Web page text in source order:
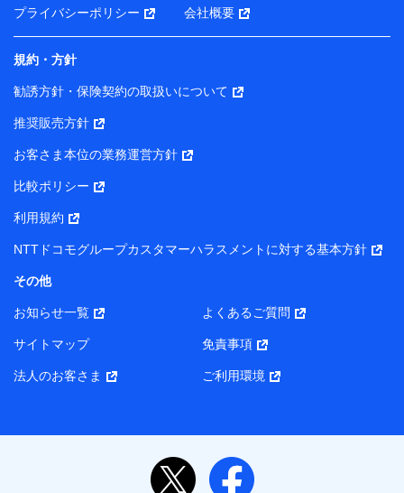
プライバシーポリシー 会社概要
規約・方針
勧誘方針・保険契約の取扱いについて
推奨販売方針
お客さま本位の業務運営方針
比較ポリシー
利用規約
NTTドコモグループカスタマーハラスメントに対する基本方針
その他
お知らせ一覧 よくあるご質問
サイトマップ 免責事項
法人のお客さま ご利用環境